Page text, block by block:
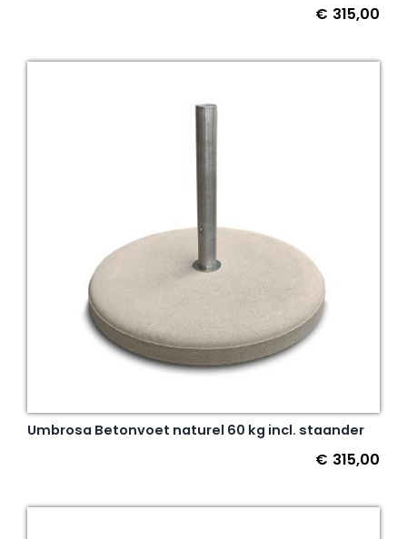
€ 315,00
Umbrosa Betonvoet naturel 60 kg incl. staander
€ 315,00